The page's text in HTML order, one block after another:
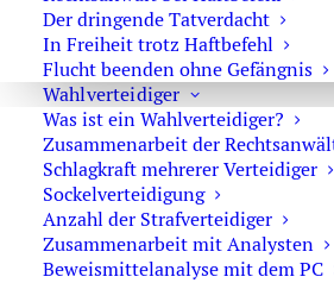
Der dringende Tatverdacht
In Freiheit trotz Haftbefehl
Flucht beenden ohne Gefängnis
Wahlverteidiger
Was ist ein Wahlverteidiger?
Zusammenarbeit der
Schlagkraft mehrerer Verteidiger
Sockelverteidigung
Anzahl der Strafverteidiger
Zusammenarbeit mit Analysten
Beweismittelanalyse mit dem PC
dasRevisionsverfahren . So
der Unterschied zwischen
Revisionbesteht. Erläutert
Urteile mit der Berufung oder
Revisionangreifbar sind.
Frage, was eineSprungrevision
es sinnvoll sein kann, die
„überspringen“. Hingewiesen
innerhalb welcher Fristen die